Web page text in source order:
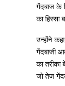
गेंदबाज के
का हिस्सा
उन्होंने
गेंदबाजी
का तरीका
जो तेज